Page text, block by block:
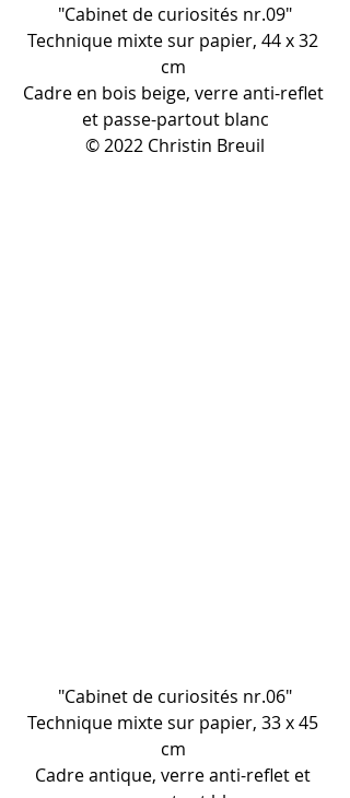
"Cabinet de curiosités nr.09"
Technique mixte sur papier, 44 x 32
cm
Cadre en bois beige, verre anti-reflet
et passe-partout blanc
© 2022 Christin Breuil
"Cabinet de curiosités nr.06"
Technique mixte sur papier, 33 x 45
cm
Cadre antique, verre anti-reflet et